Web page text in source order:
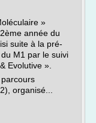
»
année du
suite à la pré-
M1 par le suivi
Evolutive ».
organisé...